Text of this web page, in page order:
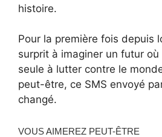
histoire.
Pour la première fois depuis
surprit à imaginer un futur
seule à lutter contre le
peut-être, ce SMS envoyé
changé.